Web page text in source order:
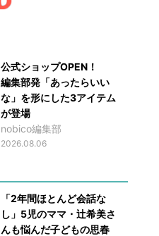
公式ショップOPEN！
編集部発「あったらいい
な」を形にした3アイテム
が登場
nobico編集部
2026.08.06
「2年間ほとんど会話な
し」5児のママ・辻希美さ
んも悩んだ子どもの思春